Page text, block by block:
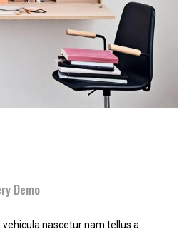
Demo
nascetur nam tellus a